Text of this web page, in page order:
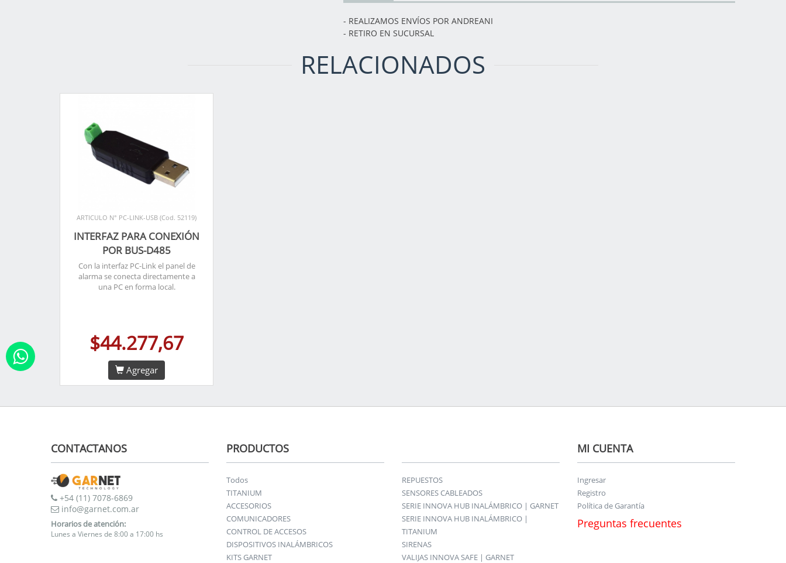
- REALIZAMOS ENVÍOS POR ANDREANI
- RETIRO EN SUCURSAL
RELACIONADOS
ARTICULO N° PC-LINK-USB (Cod. 52119)
INTERFAZ PARA CONEXIÓN
POR BUS-D485
Con la interfaz PC-Link el panel de
alarma se conecta directamente a
una PC en forma local.
$44.277,67
Agregar
CONTACTANOS
+54 (11) 7078-6869
info@garnet.com.ar
Horarios de atención:
Lunes a Viernes de 8:00 a 17:00 hs
PRODUCTOS
Todos
TITANIUM
ACCESORIOS
COMUNICADORES
CONTROL DE ACCESOS
DISPOSITIVOS INALÁMBRICOS
KITS GARNET
REPUESTOS
SENSORES CABLEADOS
SERIE INNOVA HUB INALÁMBRICO | GARNET
SERIE INNOVA HUB INALÁMBRICO |
TITANIUM
SIRENAS
VALIJAS INNOVA SAFE | GARNET
MI CUENTA
Ingresar
Registro
Política de Garantía
Preguntas frecuentes